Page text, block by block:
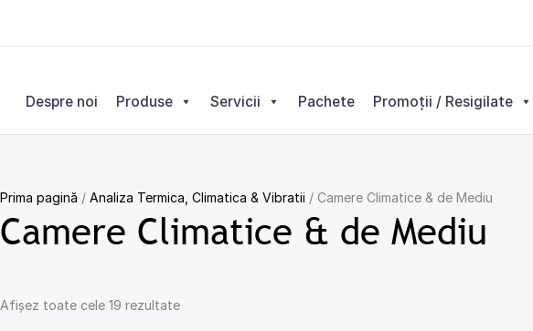
Despre noi Produse Servicii Pachete Promoții / Resigilate
Prima pagină / Analiza Termica, Climatica & Vibratii / Camere Climatice & de Mediu
Camere Climatice & de Mediu
Afișez toate cele 19 rezultate
recente